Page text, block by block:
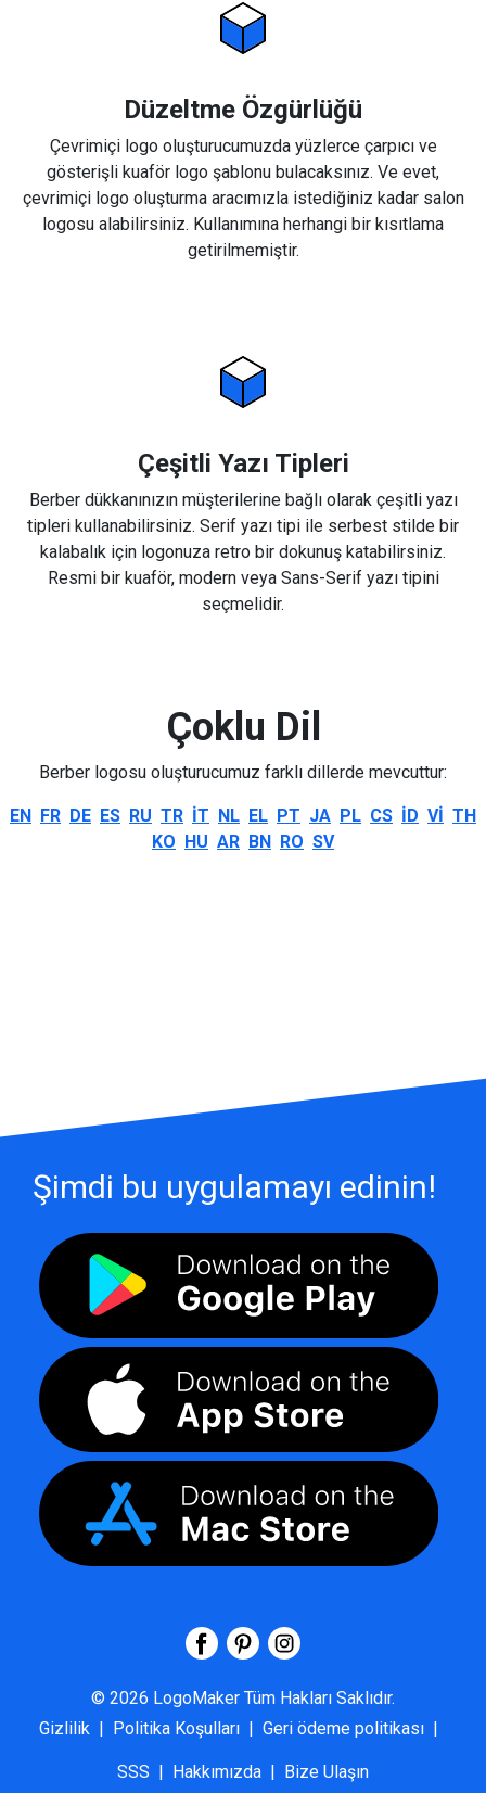
Düzeltme Özgürlüğü
Çevrimiçi logo oluşturucumuzda yüzlerce çarpıcı ve
gösterişli kuaför logo şablonu bulacaksınız. Ve evet,
çevrimiçi logo oluşturma aracımızla istediğiniz kadar salon
logosu alabilirsiniz. Kullanımına herhangi bir kısıtlama
getirilmemiştir.
Çeşitli Yazı Tipleri
Berber dükkanınızın müşterilerine bağlı olarak çeşitli yazı
tipleri kullanabilirsiniz. Serif yazı tipi ile serbest stilde bir
kalabalık için logonuza retro bir dokunuş katabilirsiniz.
Resmi bir kuaför, modern veya Sans-Serif yazı tipini
seçmelidir.
Çoklu Dil
Berber logosu oluşturucumuz farklı dillerde mevcuttur:
EN FR DE ES RU TR IT NL EL PT JA PL CS ID VI TH
KO HU AR BN RO SV
Şimdi bu uygulamayı edinin!
© 2026 LogoMaker Tüm Hakları Saklıdır.
Gizlilik | Politika Koşulları | Geri ödeme politikası |
SSS | Hakkımızda | Bize Ulaşın